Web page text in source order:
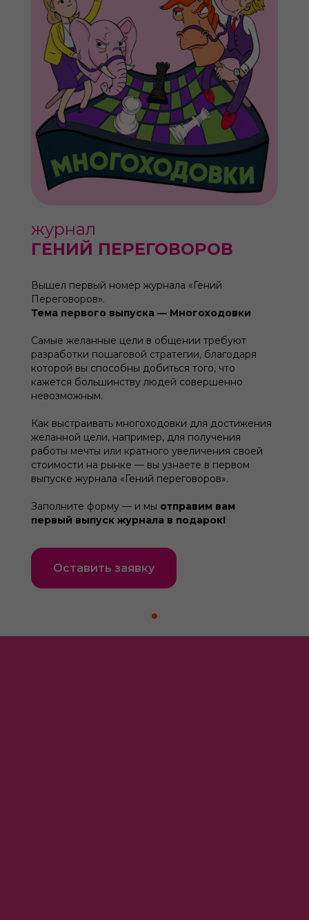
журнал
ГЕНИЙ ПЕРЕГОВОРОВ
Вышел первый номер журнала «Гений
Переговоров».
Тема первого выпуска — Многоходовки
Самые желанные цели в общении требуют
разработки пошаговой стратегии, благодаря
которой вы способны добиться того, что
кажется большинству людей совершенно
невозможным.
Как выстраивать многоходовки для достижения
желанной цели, например, для получения
работы мечты или кратного увеличения своей
стоимости на рынке — вы узнаете в первом
выпуске журнала «Гений переговоров».
Заполните форму — и мы отправим вам
первый выпуск журнала в подарок!
Оставить заявку